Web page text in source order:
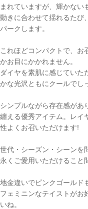
まれていますが、輝かない
動きに合わせて揺れるたび
パークします。
これほどコンパクトで、お
かお目にかかれません。
ダイヤを素肌に感じていた
かな光沢ともにクールでし
シンプルながら存在感があ
纏える優秀アイテム。レイ
性よくお召いただけます!
世代・シーズン・シーンを
永くご愛用いただけること
地金違いでピンクゴールド
フェミニンなテイストがお
いね。